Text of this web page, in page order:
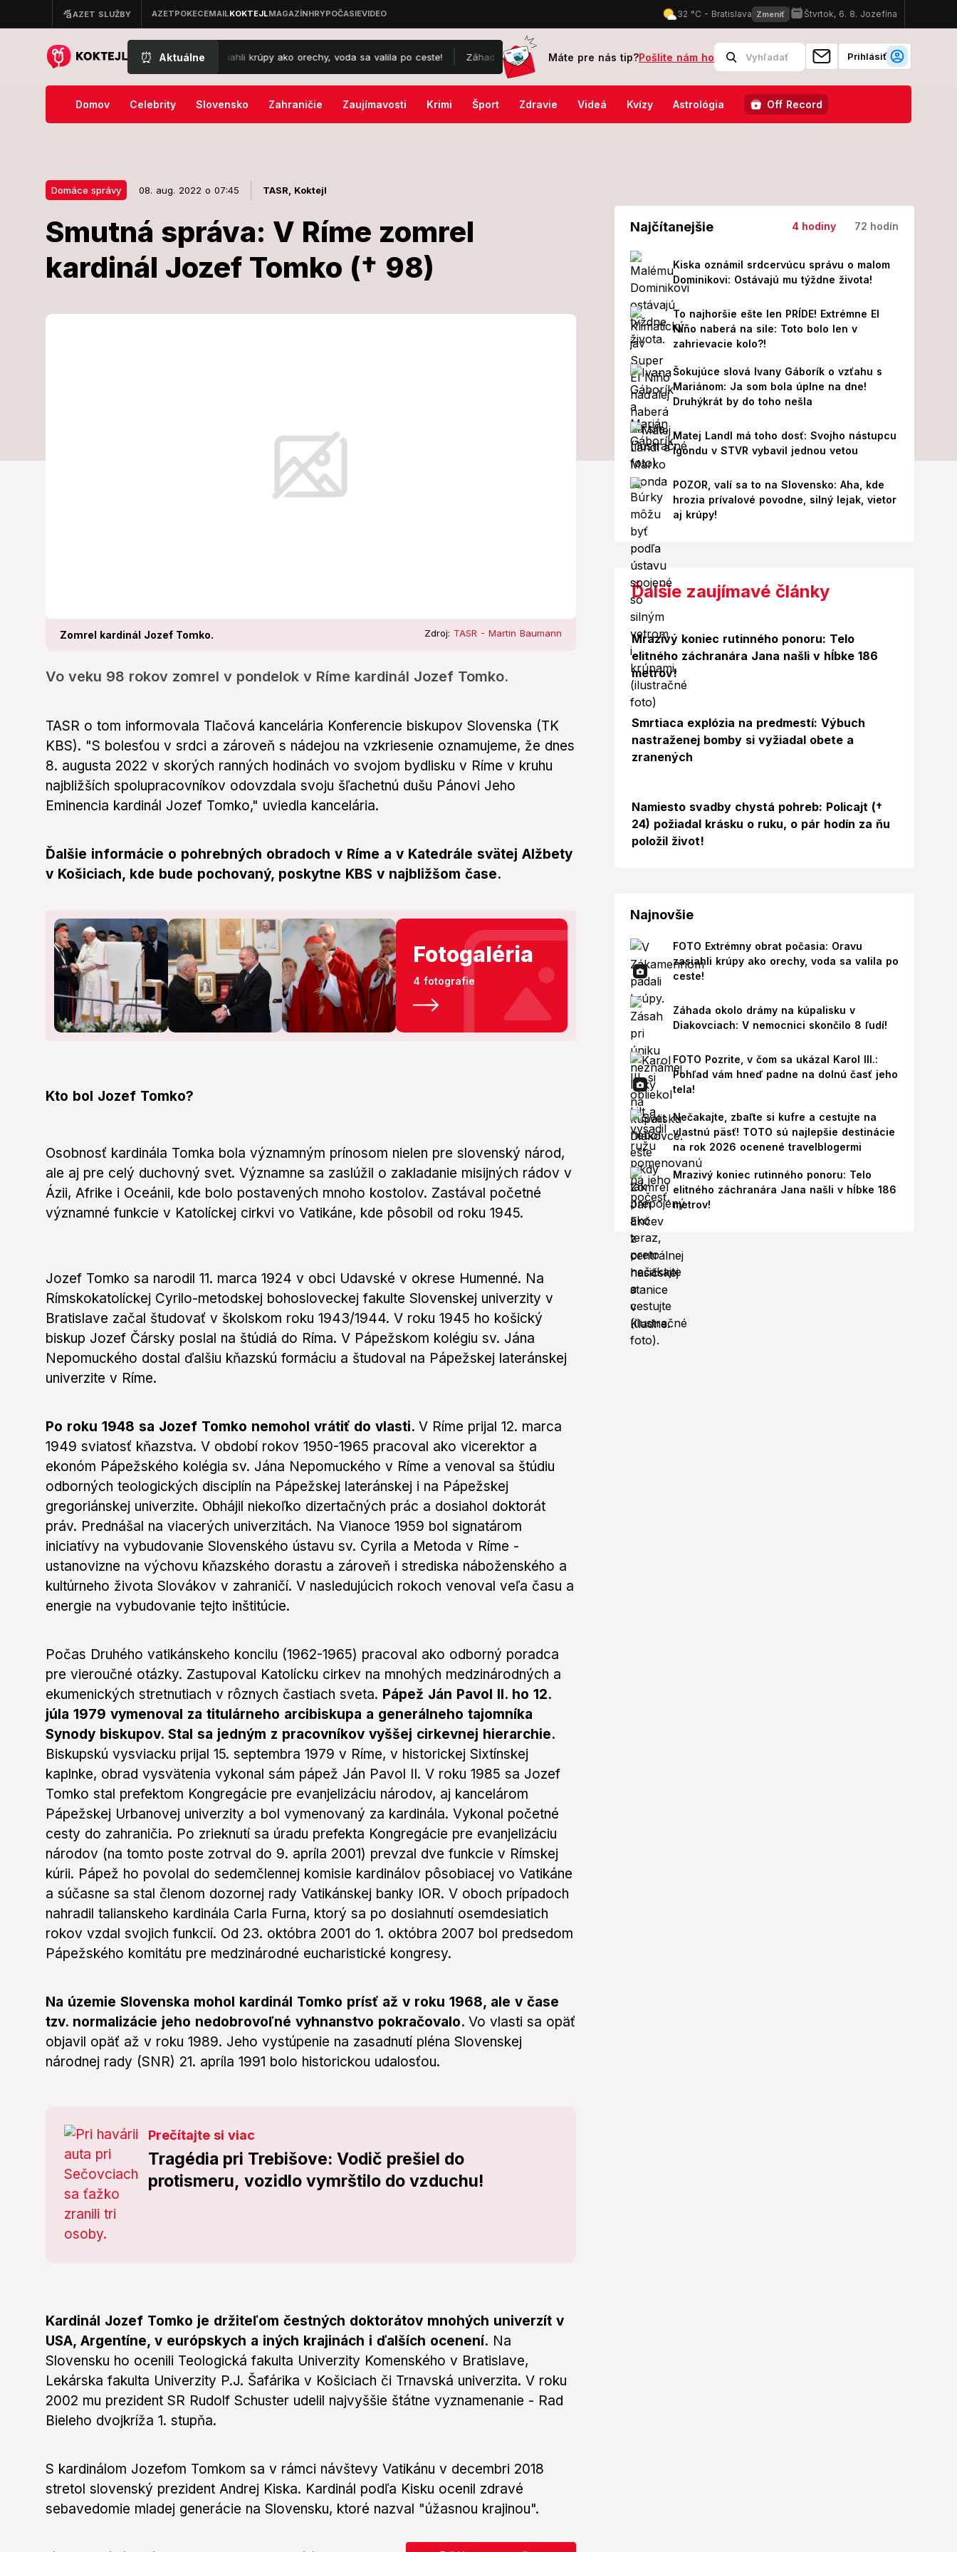
⏰ Aktuálne
Extrémny obrat počasia: Oravu zasiahli krúpy ako orechy, voda sa valila po ceste! Záhada okolo drámy na kúpalisku v Diakovciach: V nemocnici skončilo 8 ľudí! FOTO Pozrite, v čom sa ukázal Karol
Máte pre nás tip?Pošlite nám ho Prihlásiť
Domov Celebrity Slovensko Zahraničie Zaujímavosti Krimi Šport Zdravie Videá Kvízy Astrológia Off Record
Domáce správy 08. aug. 2022 o 07:45 TASR, Koktejl
Smutná správa: V Ríme zomrel
kardinál Jozef Tomko († 98)
Zomrel kardinál Jozef Tomko. Zdroj: TASR - Martin Baumann
Vo veku 98 rokov zomrel v pondelok v Ríme kardinál Jozef Tomko.
Domáce správy
Smutná správa: V Ríme
Vo veku 98 rokov zomrel v pondelok v Ríme kardinál Jozef Tomko.
TASR o tom informovala Tlačová kancelária Konferencie biskupov Slovenska (TK
KBS). "S bolesťou v srdci a zároveň s nádejou na vzkriesenie oznamujeme, že dnes
8. augusta 2022 v skorých ranných hodinách vo svojom bydlisku v Ríme v kruhu
najbližších spolupracovníkov odovzdala svoju šľachetnú dušu Pánovi Jeho
Eminencia kardinál Jozef Tomko," uviedla kancelária.
Ďalšie informácie o pohrebných obradoch v Ríme a v Katedrále svätej Alžbety
v Košiciach, kde bude pochovaný, poskytne KBS v najbližšom čase.
Fotogaléria
4 fotografie
Kto bol Jozef Tomko?
Osobnosť kardinála Tomka bola významným prínosom nielen pre slovenský národ,
ale aj pre celý duchovný svet. Významne sa zaslúžil o zakladanie misijných rádov v
Ázii, Afrike i Oceánii, kde bolo postavených mnoho kostolov. Zastával početné
významné funkcie v Katolíckej cirkvi vo Vatikáne, kde pôsobil od roku 1945.
Jozef Tomko sa narodil 11. marca 1924 v obci Udavské v okrese Humenné. Na
Rímskokatolíckej Cyrilo-metodskej bohosloveckej fakulte Slovenskej univerzity v
Bratislave začal študovať v školskom roku 1943/1944. V roku 1945 ho košický
biskup Jozef Čársky poslal na štúdiá do Ríma. V Pápežskom kolégiu sv. Jána
Nepomuckého dostal ďalšiu kňazskú formáciu a študoval na Pápežskej lateránskej
univerzite v Ríme.
Po roku 1948 sa Jozef Tomko nemohol vrátiť do vlasti. V Ríme prijal 12. marca
1949 sviatosť kňazstva. V období rokov 1950-1965 pracoval ako vicerektor a
ekonóm Pápežského kolégia sv. Jána Nepomuckého v Ríme a venoval sa štúdiu
odborných teologických disciplín na Pápežskej lateránskej i na Pápežskej
gregoriánskej univerzite. Obhájil niekoľko dizertačných prác a dosiahol doktorát
práv. Prednášal na viacerých univerzitách. Na Vianoce 1959 bol signatárom
iniciatívy na vybudovanie Slovenského ústavu sv. Cyrila a Metoda v Ríme -
ustanovizne na výchovu kňazského dorastu a zároveň i strediska náboženského a
kultúrneho života Slovákov v zahraničí. V nasledujúcich rokoch venoval veľa času a
energie na vybudovanie tejto inštitúcie.
Počas Druhého vatikánskeho koncilu (1962-1965) pracoval ako odborný poradca
pre vieroučné otázky. Zastupoval Katolícku cirkev na mnohých medzinárodných a
ekumenických stretnutiach v rôznych častiach sveta. Pápež Ján Pavol II. ho 12.
júla 1979 vymenoval za titulárneho arcibiskupa a generálneho tajomníka
Synody biskupov. Stal sa jedným z pracovníkov vyššej cirkevnej hierarchie.
Biskupskú vysviacku prijal 15. septembra 1979 v Ríme, v historickej Sixtínskej
kaplnke, obrad vysvätenia vykonal sám pápež Ján Pavol II. V roku 1985 sa Jozef
Tomko stal prefektom Kongregácie pre evanjelizáciu národov, aj kancelárom
Pápežskej Urbanovej univerzity a bol vymenovaný za kardinála. Vykonal početné
cesty do zahraničia. Po zrieknutí sa úradu prefekta Kongregácie pre evanjelizáciu
národov (na tomto poste zotrval do 9. apríla 2001) prevzal dve funkcie v Rímskej
kúrii. Pápež ho povolal do sedemčlennej komisie kardinálov pôsobiacej vo Vatikáne
a súčasne sa stal členom dozornej rady Vatikánskej banky IOR. V oboch prípadoch
nahradil talianskeho kardinála Carla Furna, ktorý sa po dosiahnutí osemdesiatich
rokov vzdal svojich funkcií. Od 23. októbra 2001 do 1. októbra 2007 bol predsedom
Pápežského komitátu pre medzinárodné eucharistické kongresy.
Na územie Slovenska mohol kardinál Tomko prísť až v roku 1968, ale v čase
tzv. normalizácie jeho nedobrovoľné vyhnanstvo pokračovalo. Vo vlasti sa opäť
objavil opäť až v roku 1989. Jeho vystúpenie na zasadnutí pléna Slovenskej
národnej rady (SNR) 21. apríla 1991 bolo historickou udalosťou.
Prečítajte si viac
Tragédia pri Trebišove: Vodič prešiel do
protismeru, vozidlo vymrštilo do vzduchu!
Kardinál Jozef Tomko je držiteľom čestných doktorátov mnohých univerzít v
USA, Argentíne, v európskych a iných krajinách i ďalších ocenení. Na
Slovensku ho ocenili Teologická fakulta Univerzity Komenského v Bratislave,
Lekárska fakulta Univerzity P.J. Šafárika v Košiciach či Trnavská univerzita. V roku
2002 mu prezident SR Rudolf Schuster udelil najvyššie štátne vyznamenanie - Rad
Bieleho dvojkríža 1. stupňa.
S kardinálom Jozefom Tomkom sa v rámci návštevy Vatikánu v decembri 2018
stretol slovenský prezident Andrej Kiska. Kardinál podľa Kisku ocenil zdravé
sebavedomie mladej generácie na Slovensku, ktoré nazval "úžasnou krajinou".
Najčítanejšie 4 hodiny 72 hodín
Kiska oznámil srdcervúcu správu o malom
Dominikovi: Ostávajú mu týždne života!
To najhoršie ešte len PRÍDE! Extrémne El
Niño naberá na sile: Toto bolo len v
zahrievacie kolo?!
Šokujúce slová Ivany Gáborík o vzťahu s
Mariánom: Ja som bola úplne na dne!
Druhýkrát by do toho nešla
Matej Landl má toho dosť: Svojho nástupcu
Igondu v STVR vybavil jednou vetou
POZOR, valí sa to na Slovensko: Aha, kde
hrozia prívalové povodne, silný lejak, vietor
aj krúpy!
Ďalšie zaujímavé články
Mrazivý koniec rutinného ponoru: Telo
elitného záchranára Jana našli v hĺbke 186
metrov!
Smrtiaca explózia na predmestí: Výbuch
nastraženej bomby si vyžiadal obete a
zranených
Namiesto svadby chystá pohreb: Policajt (†
24) požiadal krásku o ruku, o pár hodín za ňu
položil život!
Najnovšie
FOTO Extrémny obrat počasia: Oravu
zasiahli krúpy ako orechy, voda sa valila po
ceste!
Záhada okolo drámy na kúpalisku v
Diakovciach: V nemocnici skončilo 8 ľudí!
FOTO Pozrite, v čom sa ukázal Karol III.:
Pohľad vám hneď padne na dolnú časť jeho
tela!
Nečakajte, zbaľte si kufre a cestujte na
vlastnú päsť! TOTO sú najlepšie destinácie
na rok 2026 ocenené travelblogermi
Mrazivý koniec rutinného ponoru: Telo
elitného záchranára Jana našli v hĺbke 186
metrov!